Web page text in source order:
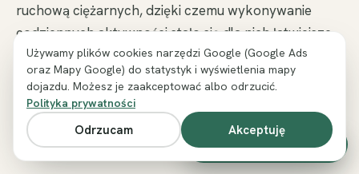
ruchową ciężarnych, dzięki czemu wykonywanie
codziennych aktywności stało się dla nich łatwiejsze.
Ciężarne z obu grup stwierdziły, że jakość i długość
snu uległa poprawie po zakończeniu terapii.
Zadzwoń i umów wizytę
Używamy plików cookies narzędzi Google (Google Ads
oraz Mapy Google) do statystyk i wyświetlenia mapy
dojazdu. Możesz je zaakceptować albo odrzucić.
Polityka prywatności
Odrzucam Akceptuję